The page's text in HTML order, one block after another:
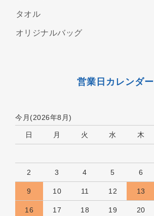
タオル
オリジナルバッグ
営業日カレンダー
今月(2026年8月)
日 月 火 水 木
2 3 4 5 6
9 10 11 12 13
16 17 18 19 20